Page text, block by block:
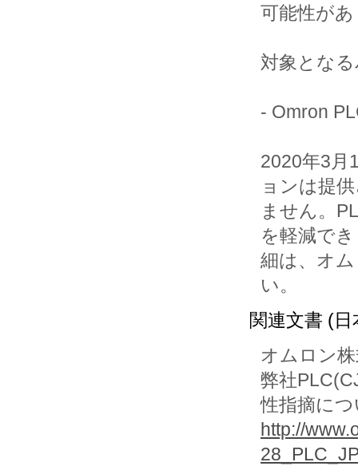
可能性が
対象とな
- Omron
2020年3月
ョンは提
ません。
を軽減で
細は、オ
い。
関連文書 (日
オムロン
弊社
性指摘に
http://